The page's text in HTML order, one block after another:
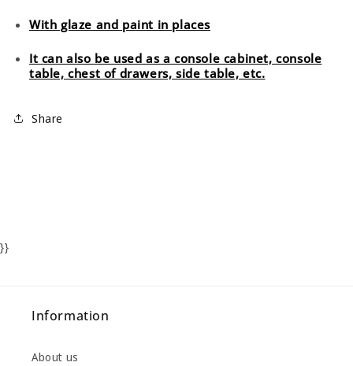
With glaze and paint in places
It can also be used as a console cabinet, console
table, chest of drawers, side table, etc.
Share
}}
Information
About us